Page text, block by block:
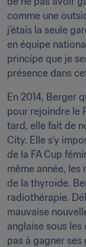
comme une
j’étais la seule
en équipe
principe que je
présence dans
En 2014, Berger
pour rejoindre le
tard, elle fait de
City. Elle s’y
de la FA Cup
même année,
de la thyroïde.
radiothérapie.
mauvaise
anglaise sous les
pas à gagner ses